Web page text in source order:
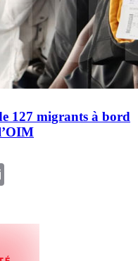
127 migrants à bord